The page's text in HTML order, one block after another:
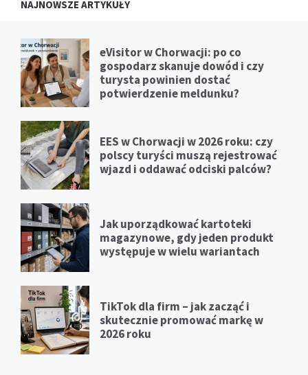
NAJNOWSZE ARTYKUŁY
eVisitor w Chorwacji: po co
gospodarz skanuje dowód i czy
turysta powinien dostać
potwierdzenie meldunku?
EES w Chorwacji w 2026 roku: czy
polscy turyści muszą rejestrować
wjazd i oddawać odciski palców?
Jak uporządkować kartoteki
magazynowe, gdy jeden produkt
występuje w wielu wariantach
TikTok dla firm – jak zacząć i
skutecznie promować markę w
2026 roku